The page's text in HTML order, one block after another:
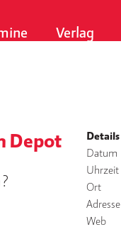
Verlag
Depot
Details
Datum
Uhrzeit
Ort
Adresse
Web